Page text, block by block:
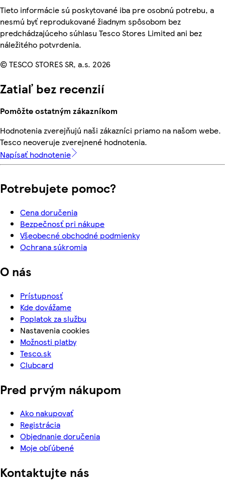
Tieto informácie sú poskytované iba pre osobnú potrebu, a
nesmú byť reprodukované žiadnym spôsobom bez
predchádzajúceho súhlasu Tesco Stores Limited ani bez
náležitého potvrdenia.
© TESCO STORES SR, a.s. 2026
Zatiaľ bez recenzií
Pomôžte ostatným zákazníkom
Hodnotenia zverejňujú naši zákazníci priamo na našom webe.
Tesco neoveruje zverejnené hodnotenia.
Napísať hodnotenie
Potrebujete pomoc?
Cena doručenia
Bezpečnosť pri nákupe
Všeobecné obchodné podmienky
Ochrana súkromia
O nás
Prístupnosť
Kde dovážame
Poplatok za službu
Nastavenia cookies
Možnosti platby
Tesco.sk
Clubcard
Pred prvým nákupom
Ako nakupovať
Registrácia
Objednanie doručenia
Moje obľúbené
Kontaktujte nás